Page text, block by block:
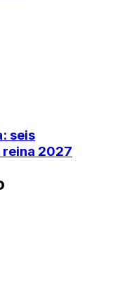
seis
reina 2027